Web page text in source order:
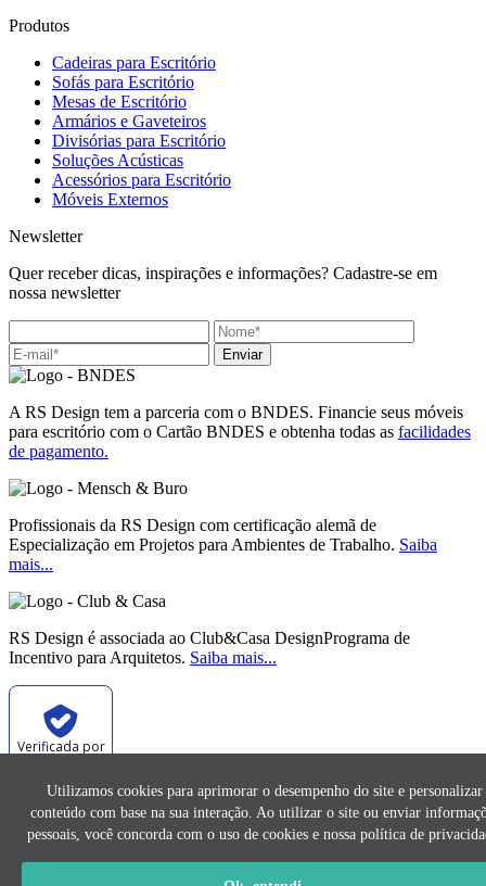
Produtos
Cadeiras para Escritório
Sofás para Escritório
Mesas de Escritório
Armários e Gaveteiros
Divisórias para Escritório
Soluções Acústicas
Acessórios para Escritório
Móveis Externos
Newsletter
Quer receber dicas, inspirações e informações? Cadastre-se em
nossa newsletter
Enviar
A RS Design tem a parceria com o BNDES. Financie seus móveis
para escritório com o Cartão BNDES e obtenha todas as facilidades
de pagamento.
Profissionais da RS Design com certificação alemã de
Especialização em Projetos para Ambientes de Trabalho. Saiba
mais...
RS Design é associada ao Club&Casa DesignPrograma de
Incentivo para Arquitetos. Saiba mais...
Verificada por
As imagens e os conteúdos deste site são de exclusividade da RS
Design e não podem ser reproduzidos sem prévia autorização.
Utilizamos cookies para aprimorar o desempenho do site e personalizar
conteúdo com base na sua interação. Ao utilizar o site ou enviar
pessoais, você concorda com o uso de cookies e nossa política de